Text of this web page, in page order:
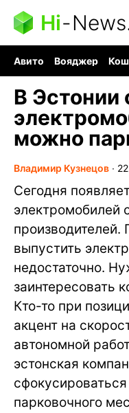
Hi-
Авито Вояджер
В Эстонии
можно
Владимир Кузнецов ∙
Сегодня
электромобилей
производителей.
выпустить
недостаточно.
заинтересовать
Кто-то при
акцент на
автономной
эстонская
парковочного